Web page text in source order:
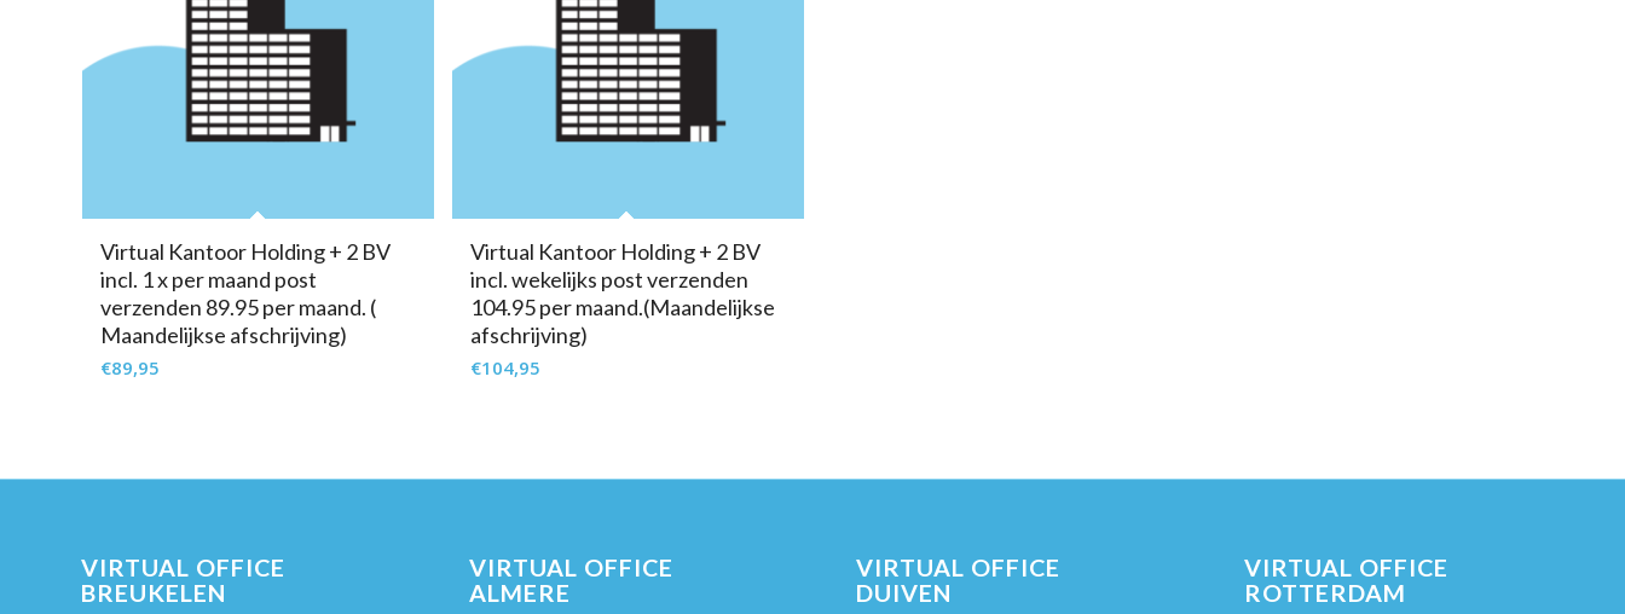
Virtual Kantoor Holding + 2 BV
incl. 1 x per maand post
verzenden 89.95 per maand. (
Maandelijkse afschrijving)
€89,95
Virtual Kantoor Holding + 2 BV
incl. wekelijks post verzenden
104.95 per maand.(Maandelijkse
afschrijving)
€104,95
VIRTUAL OFFICE
BREUKELEN
VIRTUAL OFFICE
ALMERE
VIRTUAL OFFICE
DUIVEN
VIRTUAL OFFICE
ROTTERDAM